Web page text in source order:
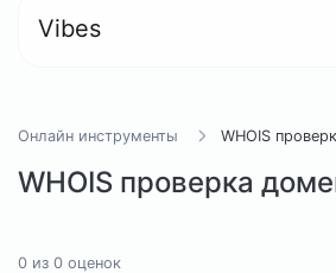
Vibes
Онлайн инструменты WHOIS
WHOIS проверка
0 из 0 оценок